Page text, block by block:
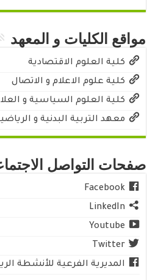
مواقع الكليات و المعهد
كلية العلوم الاقتصادية
كلية علوم الاعلام و الاتصال
كلية العلوم السياسية و
معهد التربية البدنية و
صفحات التواصل
Facebook
LinkedIn
Youtube
Twitter
المديرية الفرعية للأنشطة